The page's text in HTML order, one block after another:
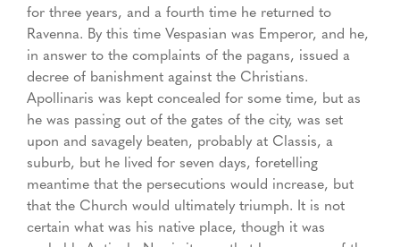
for three years, and a fourth time he returned to
Ravenna. By this time Vespasian was Emperor, and he,
in answer to the complaints of the pagans, issued a
decree of banishment against the Christians.
Apollinaris was kept concealed for some time, but as
he was passing out of the gates of the city, was set
upon and savagely beaten, probably at Classis, a
suburb, but he lived for seven days, foretelling
meantime that the persecutions would increase, but
that the Church would ultimately triumph. It is not
certain what was his native place, though it was